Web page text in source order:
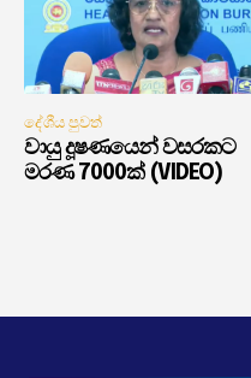
දේශීය පුවත්
වායු දූෂණයෙන් වසරකට
මරණ 7000ක් (VIDEO)